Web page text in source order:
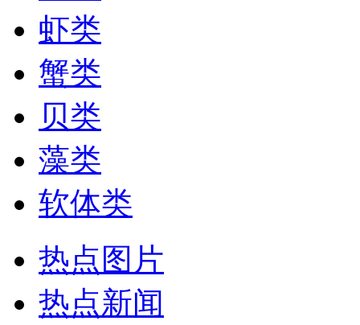
虾类
蟹类
贝类
藻类
软体类
热点图片
热点新闻